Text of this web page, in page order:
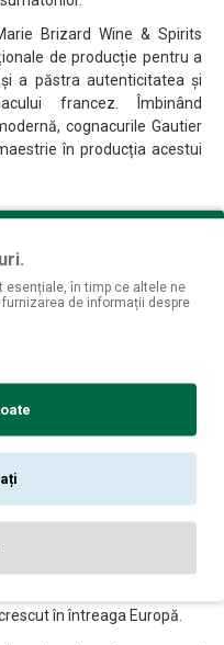
Brizard Wine & Spirits
de producție pentru a
a păstra autenticitatea și
francez. Îmbinând
cognacurile Gautier
în producția acestui
grup francez specializat în
alcoolice, printre care se
vinuri. Iată o scurtă istorie a
din anul 1755. Compania
o tânără apothecary din
original folosind rețeta sa
lungi tradiții în producția
Brizard a continuat să-și
poziția pe piața băuturilor
în întreaga Europă.
esențiale, în timp ce altele ne
de informații despre